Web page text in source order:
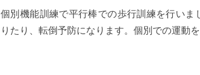
個別機能訓練で平行棒での歩行訓練を行いま
りたり、転倒予防になります。個別での運動